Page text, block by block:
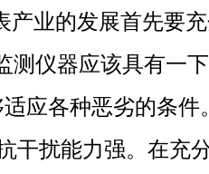
的发展首先要充
测仪器应该具有一
适应各种恶劣的条件
干扰能力强。在充